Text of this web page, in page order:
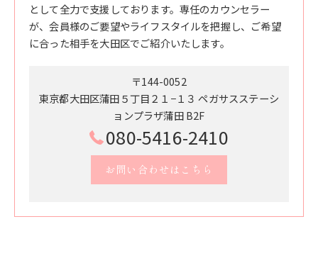
として全力で支援しております。専任のカウンセラー
が、会員様のご要望やライフスタイルを把握し、ご希望
に合った相手を大田区でご紹介いたします。
〒144-0052
東京都大田区蒲田５丁目２１−１３ ペガサスステーシ
ョンプラザ蒲田 B2F
080-5416-2410
お問い合わせはこちら